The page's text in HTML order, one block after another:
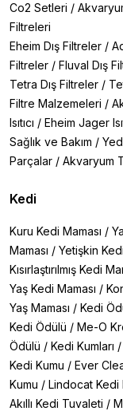
Co2 Setleri /
Filtreleri
Eheim Dış Filtreler /
Filtreler / Fluval Dış
Tetra Dış Filtreler /
Filtre Malzemeleri /
Isıtıcı / Eheim Jager
Sağlık ve Bakım /
Parçalar / Akvaryum
Kedi
Kuru Kedi Maması /
Maması / Yetişkin
Kısırlaştırılmış Kedi
Yaş Kedi Maması /
Yaş Maması / Kedi
Kedi Ödülü / Me-O
Ödülü / Kedi Kumları /
Kedi Kumu / Ever
Kumu / Lindocat Kedi
Akıllı Kedi Tuvaleti /